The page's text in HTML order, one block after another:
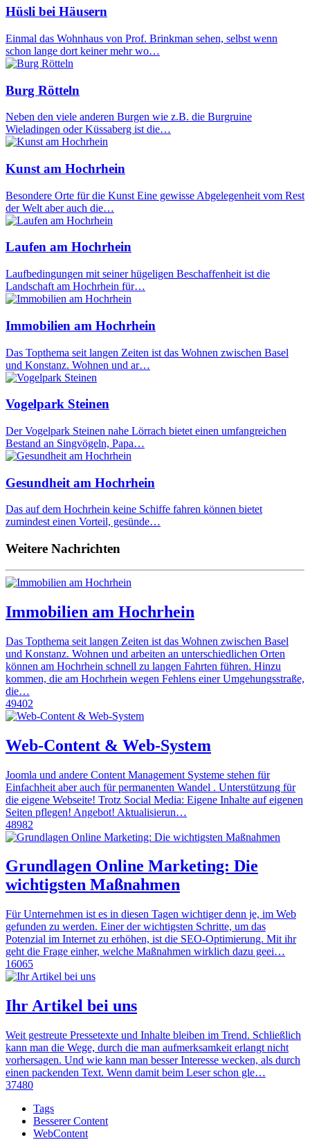
Hüsli bei Häusern
Einmal das Wohnhaus von Prof. Brinkman sehen, selbst wenn
schon lange dort keiner mehr wo…
Burg Rötteln
Neben den viele anderen Burgen wie z.B. die Burgruine
Wieladingen oder Küssaberg ist die…
Kunst am Hochrhein
Besondere Orte für die Kunst Eine gewisse Abgelegenheit vom Rest
der Welt aber auch die…
Laufen am Hochrhein
Laufbedingungen mit seiner hügeligen Beschaffenheit ist die
Landschaft am Hochrhein für…
Immobilien am Hochrhein
Das Topthema seit langen Zeiten ist das Wohnen zwischen Basel
und Konstanz. Wohnen und ar…
Vogelpark Steinen
Der Vogelpark Steinen nahe Lörrach bietet einen umfangreichen
Bestand an Singvögeln, Papa…
Gesundheit am Hochrhein
Das auf dem Hochrhein keine Schiffe fahren können bietet
zumindest einen Vorteil, gesünde…
Weitere Nachrichten
Immobilien am Hochrhein
Das Topthema seit langen Zeiten ist das Wohnen zwischen Basel
und Konstanz. Wohnen und arbeiten an unterschiedlichen Orten
können am Hochrhein schnell zu langen Fahrten führen. Hinzu
kommen, die am Hochrhein wegen Fehlens einer Umgehungsstraße,
die…
49402
Web-Content & Web-System
Joomla und andere Content Management Systeme stehen für
Einfachheit aber auch für permanenten Wandel . Unterstützung für
die eigene Webseite! Trotz Social Media: Eigene Inhalte auf eigenen
Seiten pflegen! Angebot! Aktualisierun…
48982
Grundlagen Online Marketing: Die
wichtigsten Maßnahmen
Für Unternehmen ist es in diesen Tagen wichtiger denn je, im Web
gefunden zu werden. Einer der wichtigsten Schritte, um das
Potenzial im Internet zu erhöhen, ist die SEO-Optimierung. Mit ihr
geht die Frage einher, welche Maßnahmen wirklich dazu geei…
16065
Ihr Artikel bei uns
Weit gestreute Pressetexte und Inhalte bleiben im Trend. Schließlich
kann man die Wege, durch die man aufmerksamkeit erlangt nicht
vorhersagen. Und wie kann man besser Interesse wecken, als durch
einen packenden Text. Wenn damit beim Leser schon gle…
37480
Tags
Besserer Content
WebContent